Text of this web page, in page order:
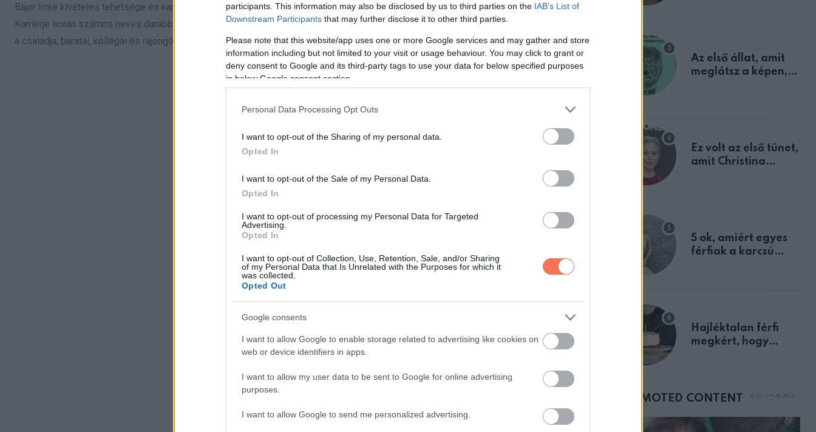
participants. This information may also be disclosed by us to third parties on the IAB’s List of
Downstream Participants that may further disclose it to other third parties.
Please note that this website/app uses one or more Google services and may gather and store
information including but not limited to your visit or usage behaviour. You may click to grant or
deny consent to Google and its third-party tags to use your data for below specified purposes
in below Google consent section.
Personal Data Processing Opt Outs
I want to opt-out of the Sharing of my personal data.
Opted In
I want to opt-out of the Sale of my Personal Data.
Opted In
I want to opt-out of processing my Personal Data for Targeted
Advertising.
Opted In
I want to opt-out of Collection, Use, Retention, Sale, and/or Sharing
of my Personal Data that Is Unrelated with the Purposes for which it
was collected.
Opted Out
Google consents
I want to allow Google to enable storage related to advertising like cookies on
web or device identifiers in apps.
I want to allow my user data to be sent to Google for online advertising
purposes.
I want to allow Google to send me personalized advertising.
Bajor Imre kivételes tehetsége és karizmatikus személyisége mindig emlékezetes marad a magyar színházi és televíziós világban.
Karrierje során számos neves darabban és műsorban szerepelt, amelyekkel mély nyomot hagyott a nézők szívében. Emléke tovább él
a családja, barátai, kollégái és rajongói körében.
Az első állat, amit
meglátsz a képen,
Ez volt az első tünet,
amit Christina
5 ok, amiért egyes
férfiak a karcsú
Hajléktalan férfi
megkért, hogy
mellettem ült az első